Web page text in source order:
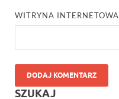
WITRYNA INTERNETOWA
SZUKAJ